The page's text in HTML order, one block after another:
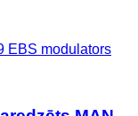
EBS modulators